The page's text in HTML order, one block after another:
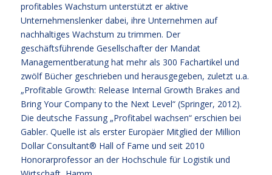
profitables Wachstum unterstützt er aktive
Unternehmenslenker dabei, ihre Unternehmen auf
nachhaltiges Wachstum zu trimmen. Der
geschäftsführende Gesellschafter der Mandat
Managementberatung hat mehr als 300 Fachartikel und
zwölf Bücher geschrieben und herausgegeben, zuletzt u.a.
„Profitable Growth: Release Internal Growth Brakes and
Bring Your Company to the Next Level“ (Springer, 2012).
Die deutsche Fassung „Profitabel wachsen“ erschien bei
Gabler. Quelle ist als erster Europäer Mitglied der Million
Dollar Consultant® Hall of Fame und seit 2010
Honorarprofessor an der Hochschule für Logistik und